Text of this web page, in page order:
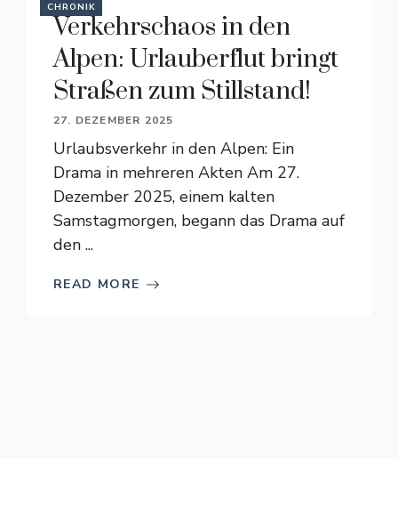
CHRONIK
Verkehrschaos in den
Alpen: Urlauberflut bringt
Straßen zum Stillstand!
27. DEZEMBER 2025
Urlaubsverkehr in den Alpen: Ein
Drama in mehreren Akten Am 27.
Dezember 2025, einem kalten
Samstagmorgen, begann das Drama auf
den ...
READ MORE